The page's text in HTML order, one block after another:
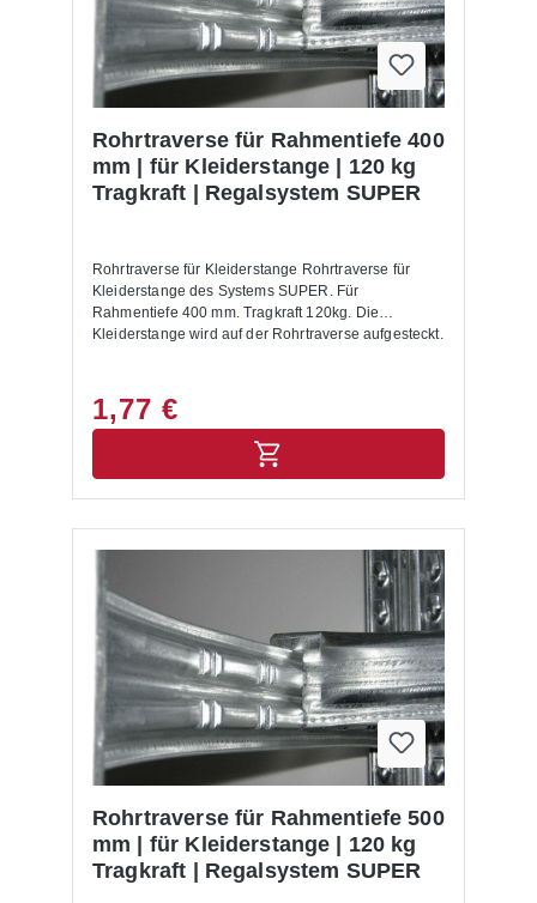
Rohrtraverse für Rahmentiefe 400
mm | für Kleiderstange | 120 kg
Tragkraft | Regalsystem SUPER
Rohrtraverse für Kleiderstange Rohrtraverse für
Kleiderstange des Systems SUPER. Für
Rahmentiefe 400 mm. Tragkraft 120kg. Die
Kleiderstange wird auf der Rohrtraverse aufgesteckt.
1,77 €
Rohrtraverse für Rahmentiefe 500
mm | für Kleiderstange | 120 kg
Tragkraft | Regalsystem SUPER